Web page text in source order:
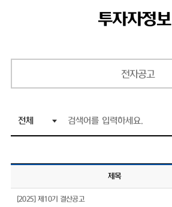
투자자정보
전자공고
제목
[2025] 제10기 결산공고